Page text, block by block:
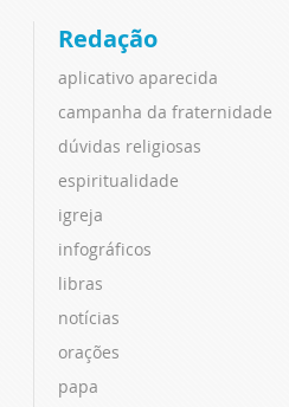
Redação
aplicativo aparecida
campanha da fraternidade
dúvidas religiosas
espiritualidade
igreja
infográficos
libras
notícias
orações
papa